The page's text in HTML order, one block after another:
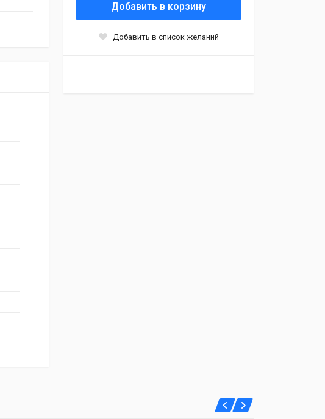
Добавить в корзину
Добавить в список желаний